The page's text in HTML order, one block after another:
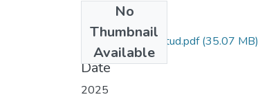
No
Thumbnail
Available
Grado de Similitud.pdf(35.07 MB)
Date
2025